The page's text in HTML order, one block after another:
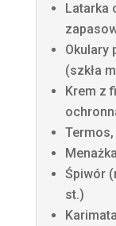
Latarka
Okulary
(szkła
Krem z
Termos,
Śpiwór
st.)